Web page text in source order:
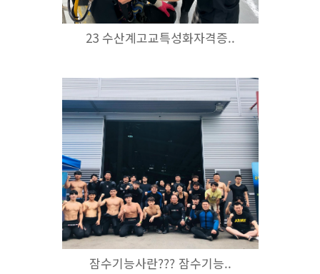
23 수산계고교특성화자격증..
잠수기능사란??? 잠수기능..